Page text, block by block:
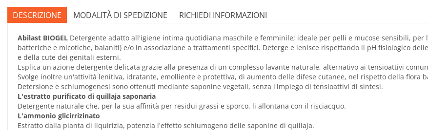
DESCRIZIONE MODALITÀ DI SPEDIZIONE RICHIEDI INFORMAZIONI
Abilast BIOGEL Detergente adatto all'igiene intima quotidiana maschile e femminile; ideale per pelli e mucose sensibili,
batteriche e micotiche, balaniti) e/o in associazione a trattamenti specifici. Deterge e lenisce rispettando il pH fisiologico
e della cute dei genitali esterni.
Esplica un'azione detergente delicata grazie alla presenza di un complesso lavante naturale, alternativo ai tensioattivi
Svolge inoltre un'attività lenitiva, idratante, emolliente e protettiva, di aumento delle difese cutanee, nel rispetto della flora
Detersione e schiumogenesi sono ottenuti mediante saponine vegetali, senza l'impiego di tensioattivi di sintesi.
L'estratto purificato di quillaja saponaria
Detergente naturale che, per la sua affinità per residui grassi e sporco, li allontana con il risciacquo.
L'ammonio glicirrizinato
Estratto dalla pianta di liquirizia, potenzia l'effetto schiumogeno delle saponine di quillaja.